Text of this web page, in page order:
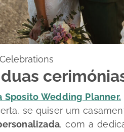
Sposito Wedding Planner.
se quiser um
, com a